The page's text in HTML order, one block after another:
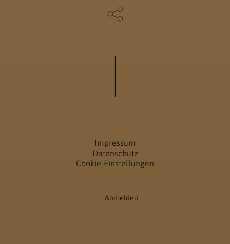
Impressum
Datenschutz
Cookie-Einstellungen
Anmelden